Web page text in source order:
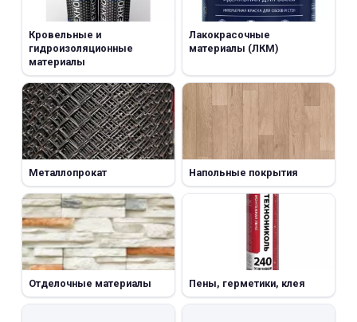
Кровельные и
гидроизоляционные
материалы
Лакокрасочные
материалы (ЛКМ)
Металлопрокат Напольные покрытия
Отделочные материалы Пены, герметики, клея